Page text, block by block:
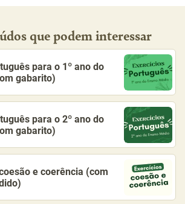
que podem interessar
para o 1º ano do
gabarito)
para o 2º ano do
gabarito)
e coerência (com